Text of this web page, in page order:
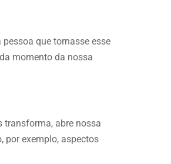
que tornasse esse
momento da nossa
transforma, abre nossa
por exemplo, aspectos